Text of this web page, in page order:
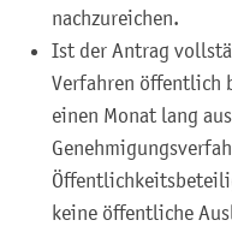
nachzureichen.
Ist der Antrag
Verfahren öffentlich
einen Monat lang
keine öffentliche